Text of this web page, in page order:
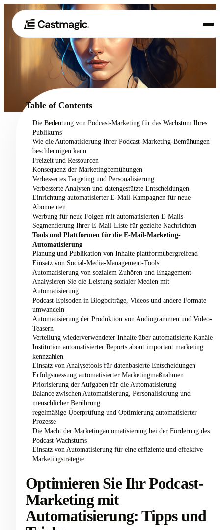
Produkt
Anwendungsfälle
Preisgestaltung
Über uns
Table of Contents
Die Bedeutung von Podcast-Marketing für das Wachstum Ihres
Publikums
Wie die Automatisierung Ihrer Podcast-Marketing-Bemühungen
beschleunigen kann
Freizeit und Ressourcen
Konsequenz der Marketingbemühungen
Verbessertes Targeting und Personalisierung
Verbesserte Analysen und datengestützte Entscheidungen
Einrichtung automatisierter E-Mail-Kampagnen für neue
Abonnenten
Werbung für neue Folgen mit automatisierten E-Mails
Segmentierung Ihrer E-Mail-Liste für gezielte Nachrichten
Tools und Plattformen für die E-Mail-Marketing-
Automatisierung
Planung und Publikation von Inhalte plattformübergreifend
Einsatz von Social-Media-Management-Tools
Automatisierung von sozialem Zuhören und Engagement
Analysieren Sie die Leistung sozialer Medien mit
Automatisierung
Podcast-Episoden in Blogbeiträge, Videos und andere Formate
umwandeln
Automatisierung der Produktion von Audiogrammen und Video-
Teasern
Verteilung wiederverwendeter Inhalte über automatisierte Kanäle
Institution automatisierter Reports about important marketing
kennzahlen
Einsatz von Analysetools für datenbasierte Entscheidungen
Erfolgsmessung automatisierter Marketingmaßnahmen
Priorisierung der Aufgaben für die Automatisierung
Balance zwischen Automatisierung, Personalisierung und
menschlicher Berührung
regelmäßige Überprüfung und Optimierung automatisierter
Prozesse
Die Macht der Marketingautomatisierung bei der Förderung des
Podcast-Wachstums
Einsatz von Automatisierung für eine effiziente und effektive
Marketingstrategie
Optimieren Sie Ihr Podcast-
Marketing mit
Automatisierung: Tipps und